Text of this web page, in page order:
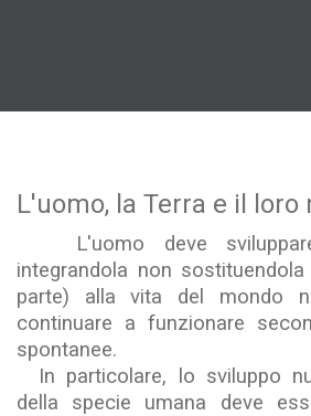
L'uomo, la Terra e il loro
L'uomo deve
integrandola non
parte) alla vita del mondo
continuare a funzionare
spontanee.
In particolare, lo sviluppo
della specie umana deve